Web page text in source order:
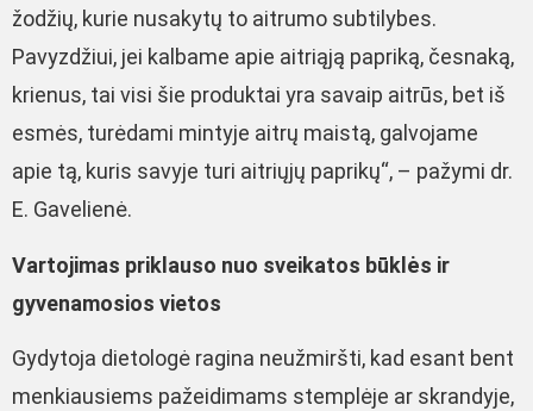
žodžių, kurie nusakytų to aitrumo subtilybes.
Pavyzdžiui, jei kalbame apie aitriąją papriką, česnaką,
krienus, tai visi šie produktai yra savaip aitrūs, bet iš
esmės, turėdami mintyje aitrų maistą, galvojame
apie tą, kuris savyje turi aitriųjų paprikų“, – pažymi dr.
E. Gavelienė.
Vartojimas priklauso nuo sveikatos būklės ir
gyvenamosios vietos
Gydytoja dietologė ragina neužmiršti, kad esant bent
menkiausiems pažeidimams stemplėje ar skrandyje,